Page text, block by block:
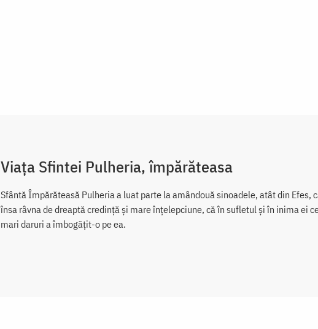
Viața Sfintei Pulheria, împărăteasa
Sfântă Împărăteasă Pulheria a luat parte la amândouă sinoadele, atât din Efes,
însa râvna de dreaptă credință și mare înțelepciune, că în sufletul și în inima ei
mari daruri a îmbogățit-o pe ea.